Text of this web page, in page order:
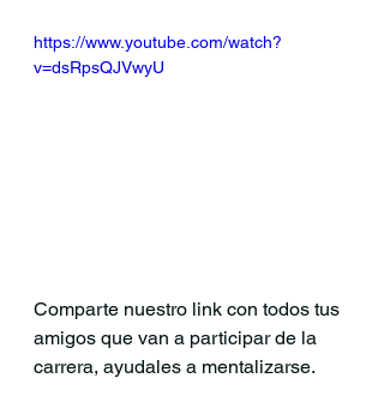
https://www.youtube.com/watch?
v=dsRpsQJVwyU
Comparte nuestro link con todos tus
amigos que van a participar de la
carrera, ayudales a mentalizarse.